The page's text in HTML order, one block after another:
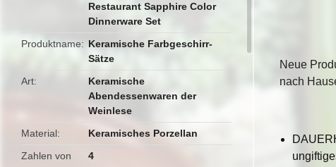
Restaurant Sapphire Color
Dinnerware Set
Produktname
Keramische Farbgeschirr-
Sätze
Art
Keramische
Abendessenwaren der
Weinlese
Material
Keramisches Porzellan
Zahlen von
4
Neue
nach